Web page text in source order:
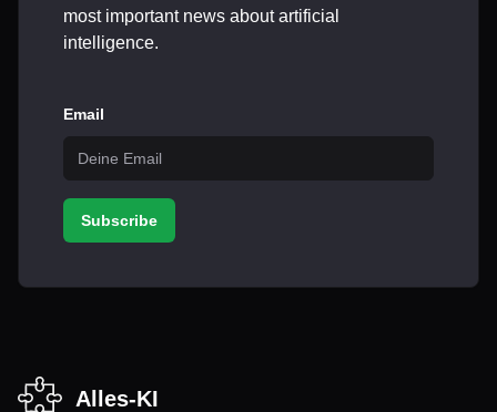
most important news about artificial
intelligence.
Email
Subscribe
Alles-KI